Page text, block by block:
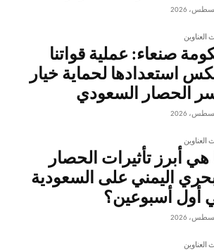
العناوين
صنعاء: عملية قواتنا
استعدادها لحماية خيار
الحصار السعودي
العناوين
هي أبرز تأثيرات الحصار
اليمني على السعودية
أول أسبوعين؟
العناوين